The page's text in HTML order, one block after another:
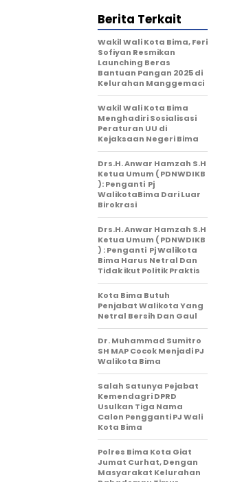
Berita Terkait
Wakil Wali Kota Bima, Feri
Sofiyan Resmikan
Launching Beras
Bantuan Pangan 2025 di
Kelurahan Manggemaci
Wakil Wali Kota Bima
Menghadiri Sosialisasi
Peraturan UU di
Kejaksaan Negeri Bima
Drs.H. Anwar Hamzah S.H
Ketua Umum ( PDNWDIKB
): Penganti Pj
WalikotaBima Dari Luar
Birokrasi
Drs.H. Anwar Hamzah S.H
Ketua Umum ( PDNWDIKB
) : Penganti Pj Walikota
Bima Harus Netral Dan
Tidak ikut Politik Praktis
Kota Bima Butuh
Penjabat Walikota Yang
Netral Bersih Dan Gaul
Dr. Muhammad Sumitro
SH MAP Cocok Menjadi PJ
Walikota Bima
Salah Satunya Pejabat
Kemendagri DPRD
Usulkan Tiga Nama
Calon Pengganti PJ Wali
Kota Bima
Polres Bima Kota Giat
Jumat Curhat, Dengan
Masyarakat Kelurahan